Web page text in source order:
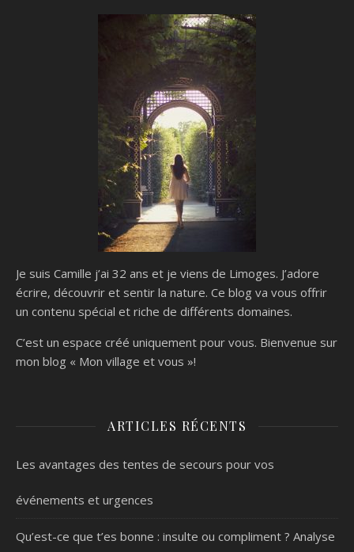
Je suis Camille j’ai 32 ans et je viens de Limoges. J’adore
écrire, découvrir et sentir la nature. Ce blog va vous offrir
un contenu spécial et riche de différents domaines.
C’est un espace créé uniquement pour vous. Bienvenue sur
mon blog « Mon village et vous »!
ARTICLES RÉCENTS
Les avantages des tentes de secours pour vos
événements et urgences
Qu’est-ce que t’es bonne : insulte ou compliment ? Analyse